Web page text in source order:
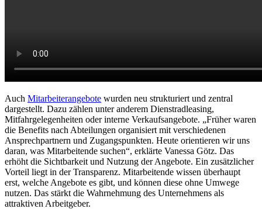
Auch Mitarbeiterangebote wurden neu strukturiert und zentral
dargestellt. Dazu zählen unter anderem Dienstradleasing,
Mitfahrgelegenheiten oder interne Verkaufsangebote. „Früher waren
die Benefits nach Abteilungen organisiert mit verschiedenen
Ansprechpartnern und Zugangspunkten. Heute orientieren wir uns
daran, was Mitarbeitende suchen“, erklärte Vanessa Götz. Das
erhöht die Sichtbarkeit und Nutzung der Angebote. Ein zusätzlicher
Vorteil liegt in der Transparenz. Mitarbeitende wissen überhaupt
erst, welche Angebote es gibt, und können diese ohne Umwege
nutzen. Das stärkt die Wahrnehmung des Unternehmens als
attraktiven Arbeitgeber.